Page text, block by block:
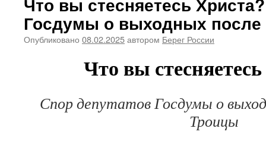
Госдумы о выходных
Опубликовано 08.02.2025автором Берег России
Что вы
Спор депутатов Госдумы о
Троицы